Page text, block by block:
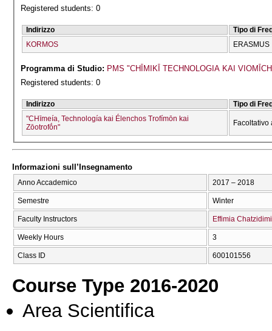
Registered students: 0
Indirizzo
Tipo di
KORMOS
ERASMUS
Programma di Studio: PMS "CΗĪMIKĪ TECΗNOLOGIA KAI
Registered students: 0
Indirizzo
Tipo di
"CΗīmeía, Technología kai Élenchos Trofímōn kai
Zōotrofṓn"
Facoltativo
Informazioni sull’Insegnamento
Anno Accademico 2017 – 2018
Semestre Winter
Faculty Instructors Effimia
Weekly Hours 3
Class ID 600101556
Course Type 2016-2020
Area Scientifica